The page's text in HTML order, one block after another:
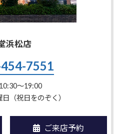
浜松店
7551
〜19:00
（祝日をのぞく）
ご来店予約